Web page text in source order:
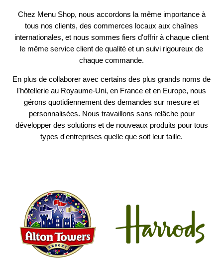
Chez Menu Shop, nous accordons la même importance à
tous nos clients, des commerces locaux aux chaînes
internationales, et nous sommes fiers d'offrir à chaque client
le même service client de qualité et un suivi rigoureux de
chaque commande.
En plus de collaborer avec certains des plus grands noms de
l'hôtellerie au Royaume-Uni, en France et en Europe, nous
gérons quotidiennement des demandes sur mesure et
personnalisées. Nous travaillons sans relâche pour
développer des solutions et de nouveaux produits pour tous
types d'entreprises quelle que soit leur taille.